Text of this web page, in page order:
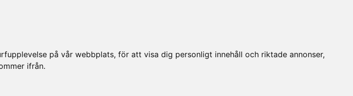
på vår webbplats, för att visa dig personligt innehåll och riktade annonser,
ifrån.